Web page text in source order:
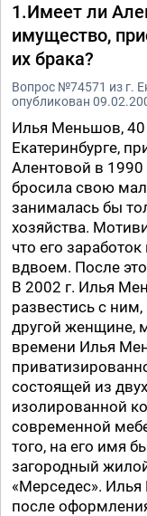
1.Имеет ли
имущество,
их брака?
Вопрос №74571 из г.
опубликован
Илья Меньшов,
Екатеринбурге,
Алентовой в 1990
бросила свою
занималась бы
хозяйства.
что его
вдвоем. После
В 2002 г. Илья
развестись с
другой женщине,
времени Илья
состоящей из
изолированной
современной
того, на его имя
загородный
«Мерседес».
после